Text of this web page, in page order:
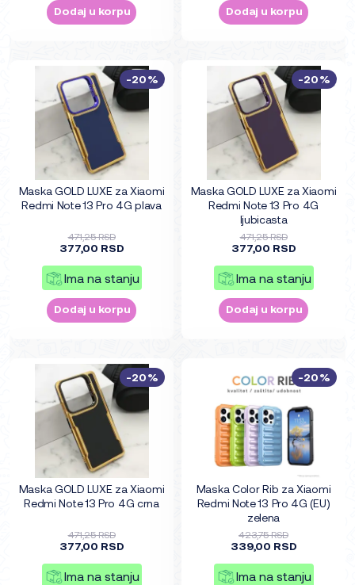
Dodaj u korpu Dodaj u korpu
Maska GOLD LUXE za Xiaomi
Redmi Note 13 Pro 4G plava
471,25 RSD
377,00 RSD
Ima na stanju
Dodaj u korpu
-20%
Maska GOLD LUXE za Xiaomi
Redmi Note 13 Pro 4G
ljubicasta
471,25 RSD
377,00 RSD
Ima na stanju
Dodaj u korpu
-20%
Maska GOLD LUXE za Xiaomi
Redmi Note 13 Pro 4G crna
471,25 RSD
377,00 RSD
Ima na stanju
-20%
Maska Color Rib za Xiaomi
Redmi Note 13 Pro 4G (EU)
zelena
423,75 RSD
339,00 RSD
Ima na stanju
-20%